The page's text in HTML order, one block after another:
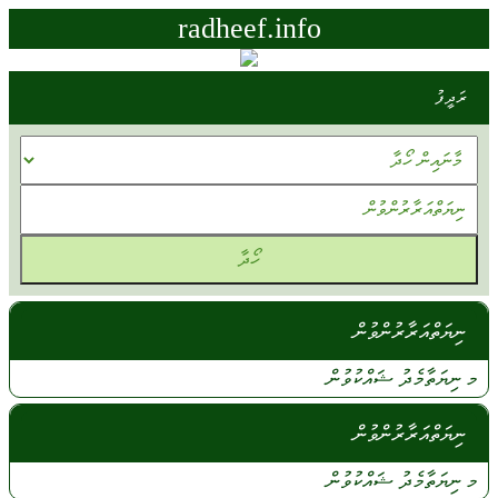
radheef.info
ރަދީފު
ނިޔަތްއަރާރުންވުން
މ ނިޔަތާމެދު ޝައްކުވުން
ނިޔަތްއަރާރުންވުން
މ ނިޔަތާމެދު ޝައްކުވުން